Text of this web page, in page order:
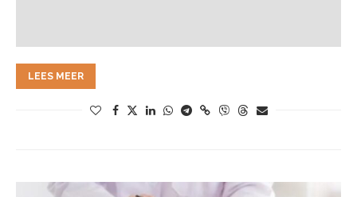
LEES MEER